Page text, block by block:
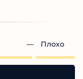
— Плохо